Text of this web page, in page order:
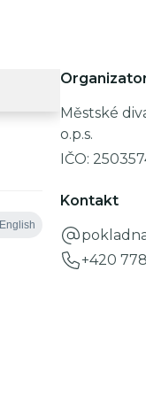
Městské
o.p.s.
IČO:
Kontakt
+420